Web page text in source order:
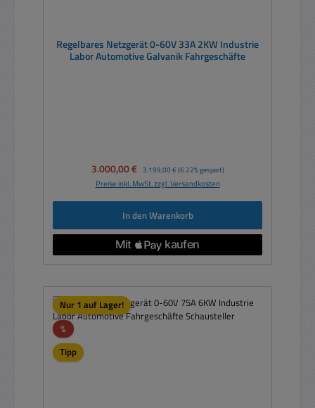
Regelbares Netzgerät 0-60V 33A 2KW Industrie
Labor Automotive Galvanik Fahrgeschäfte
Verkaufspreis:
3.000,00 € Regulärer Preis:
3.199,00 € (6.22% gespart)
Preise inkl. MwSt. zzgl. Versandkosten
In den Warenkorb
Nur 1 auf Lager!
%Rabatt
Tipp